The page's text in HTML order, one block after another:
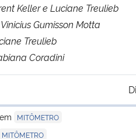
Keller e Luciane Treulieb
Gumisson Motta
Treulieb
Coradini
MITÔMETRO
MITÔMETRO